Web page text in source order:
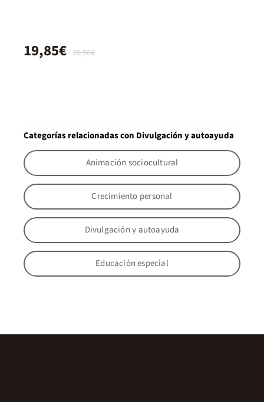
20,90€
19,85€
Categorías relacionadas con Divulgación y autoayuda
Animación sociocultural
Crecimiento personal
Divulgación y autoayuda
Educación especial